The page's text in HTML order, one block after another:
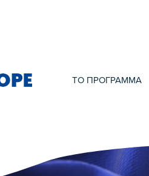
ΤΟ ΠΡΟΓΡΑΜΜΑ